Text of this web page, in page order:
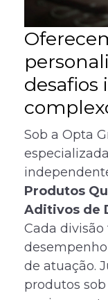
desafios
Sob a Opta
Produtos
Aditivos de
Cada
de atuação.
produtos